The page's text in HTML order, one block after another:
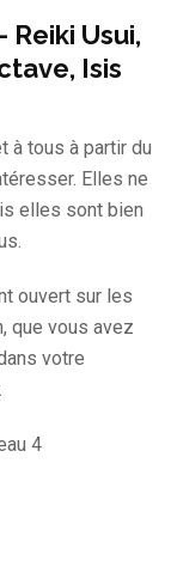
Usui,
Isis
à tous à partir du
Elles ne
elles sont bien
ouvert sur les
que vous avez
votre
4